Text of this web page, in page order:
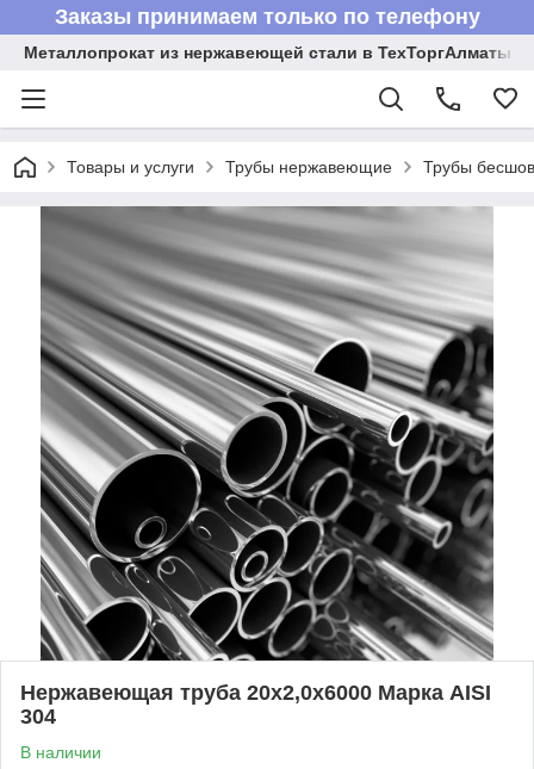
Заказы принимаем только по телефону
Металлопрокат из нержавеющей стали в ТехТоргАлматы
Товары и услуги Трубы нержавеющие Трубы
Нержавеющая труба 20х2,0х6000 Марка AISI
304
В наличии